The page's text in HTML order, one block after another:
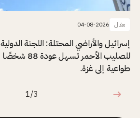
مقال 04-08-2026
إسرائيل والأراضي المحتلة: اللجنة الدولية
للصليب الأحمر تسهل عودة 88 شخصًا
طواعية إلى غزة.
1 من 3
1/3